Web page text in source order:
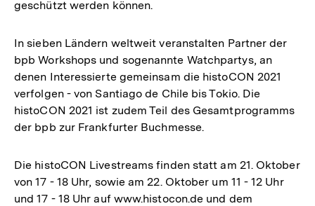
geschützt werden können.
In sieben Ländern weltweit veranstalten Partner der
bpb Workshops und sogenannte Watchpartys, an
denen Interessierte gemeinsam die histoCON 2021
verfolgen - von Santiago de Chile bis Tokio. Die
histoCON 2021 ist zudem Teil des Gesamtprogramms
der bpb zur Frankfurter Buchmesse.
Die histoCON Livestreams finden statt am 21. Oktober
von 17 - 18 Uhr, sowie am 22. Oktober um 11 - 12 Uhr
und 17 - 18 Uhr auf www.histocon.de und dem